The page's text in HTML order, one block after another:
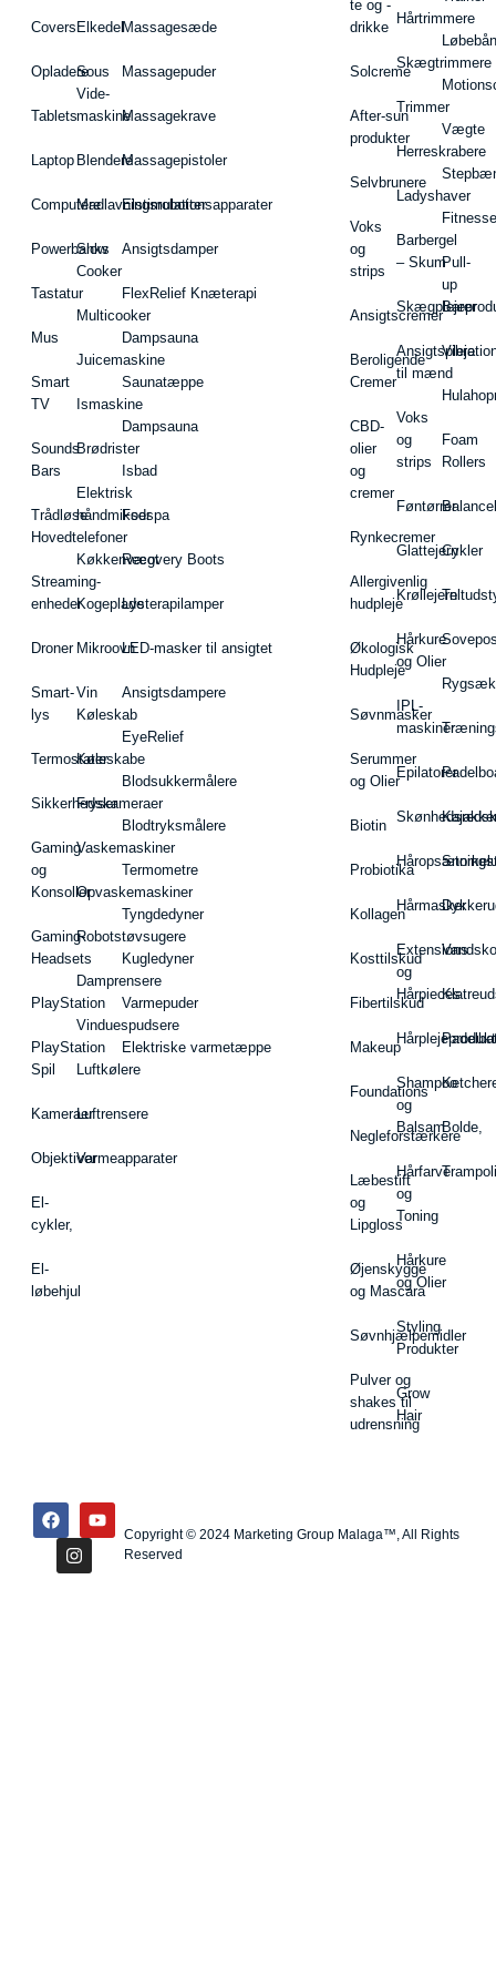
Covers
Opladere
Tablets
Laptop
Computere
Powerbanks
Tastatur
Mus
Smart
TV
Sounds
Bars
Trådløse
Hovedtelefoner
Streaming-
enheder
Droner
Smart-
lys
Termostater
Sikkerhedskameraer
Gaming
og
Konsoller
Gaming-
Headsets
PlayStation
PlayStation
Spil
Kameraer
Objektiver
El-
cykler,
El-
løbehjul
Elkedel
Sous
Vide-
maskine
Blendere
Madlavningsrobotter
Slow
Cooker
Multicooker
Juicemaskine
Ismaskine
Brødrister
Elektrisk
håndmikser
Køkkenvægt
Kogeplade
Mikroovn
Vin
Køleskab
Køleskabe
Fryser
Vaskemaskiner
Opvaskemaskiner
Robotstøvsugere
Damprensere
Vinduespudsere
Luftkølere
Luftrensere
Varmeapparater
Massagesæde
Massagepuder
Massagekrave
Massagepistoler
Elstimulationsapparater
Ansigtsdamper
FlexRelief Knæterapi
Dampsauna
Saunatæppe
Dampsauna
Isbad
Fodspa
Recovery Boots
Lysterapilamper
LED-masker til ansigtet
Ansigtsdampere
EyeRelief
Blodsukkermålere
Blodtryksmålere
Termometre
Tyngdedyner
Kugledyner
Varmepuder
Elektriske varmetæppe
te og -
drikke
Solcreme
After-sun
produkter
Selvbrunere
Voks
og
strips
Ansigtscremer
Beroligende
Cremer
CBD-
olier
og
cremer
Rynkecremer
Allergivenlig
hudpleje
Økologisk
Hudpleje
Søvnmasker
Serummer
og Olier
Biotin
Probiotika
Kollagen
Kosttilskud
Fibertilskud
Makeup
Foundations
Negleforstærkere
Læbestift
og
Lipgloss
Øjenskygge
og Mascara
Søvnhjælpemidler
Pulver og
shakes til
udrensning
Hårtrimmere
Skægtrimmere
Trimmer
Herreskrabere
Ladyshaver
Barbergel
– Skum
Ansigtspleje
til mænd
Voks
og
strips
Føntørrer
Glattejern
Krøllejern
Hårkure
og Olier
IPL-
maskiner
Epilatorer
Hårmasker
Extensions
og
Hårpieces
Shampoo
og
Balsam
Hårfarve
og
Toning
Hårkure
og Olier
Styling
Produkter
Grow
Hair
Vægte
Pull-
up
Barer
Foam
Rollers
Cykler
Vandsko
Bolde,
Copyright © 2024 Marketing Group Malaga™, All Rights
Reserved